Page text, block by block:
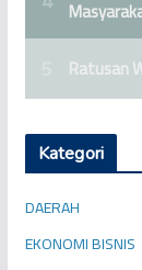
Kategori
DAERAH
EKONOMI BISNIS